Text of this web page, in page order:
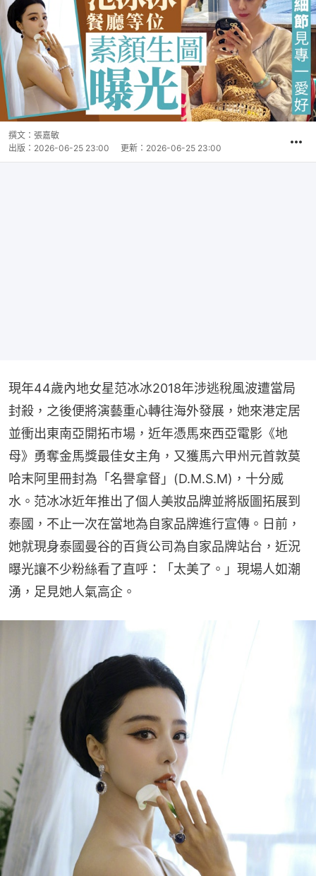
撰文： 張嘉敏
出版： 2026-06-25 23:00 更新： 2026-06-25 23:00
現年44歲內地女星范冰冰2018年涉逃稅風波遭當局
封殺，之後便將演藝重心轉往海外發展，她來港定居
並衝出東南亞開拓市場，近年憑馬來西亞電影《地
母》勇奪金馬獎最佳女主角，又獲馬六甲州元首敦莫
哈末阿里冊封為「名譽拿督」(D.M.S.M)，十分威
水。范冰冰近年推出了個人美妝品牌並將版圖拓展到
泰國，不止一次在當地為自家品牌進行宣傳。日前，
她就現身泰國曼谷的百貨公司為自家品牌站台，近況
曝光讓不少粉絲看了直呼：「太美了。」現場人如潮
湧，足見她人氣高企。